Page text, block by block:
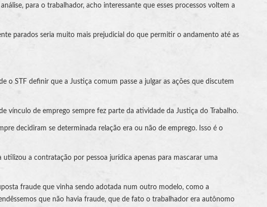
para o trabalhador, acho interessante que esses processos voltem a
parados seria muito mais prejudicial do que permitir o andamento até as
o STF definir que a Justiça comum passe a julgar as ações que discutem
vínculo de emprego sempre fez parte da atividade da Justiça do Trabalho.
decidiram se determinada relação era ou não de emprego. Isso é o
a contratação por pessoa jurídica apenas para mascarar uma
fraude que vinha sendo adotada num outro modelo, como a
que não havia fraude, que de fato o trabalhador era autônomo